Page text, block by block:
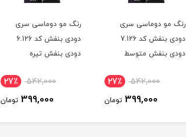
رنگ مو دوماسی سری
دودی بنفش کد 7.126
دودی بنفش متوسط
542,000 27٪
399,000 تومان
رنگ مو دوماسی سری
دودی بنفش کد 6.126
دودی بنفش تیره
542,000 27٪
399,000 تومان